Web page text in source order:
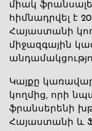
միակ
հիմնադրվել է
Հայաստանի
միջազգային
Կայքը
կողմից, որի
ֆրանսերենի
Հայաստանի և